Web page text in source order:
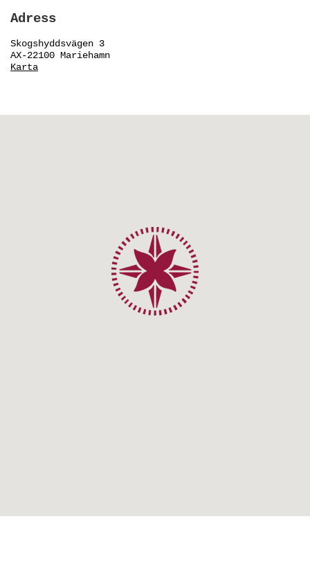
Adress
Skogshyddsvägen 3
AX-22100 Mariehamn
Karta